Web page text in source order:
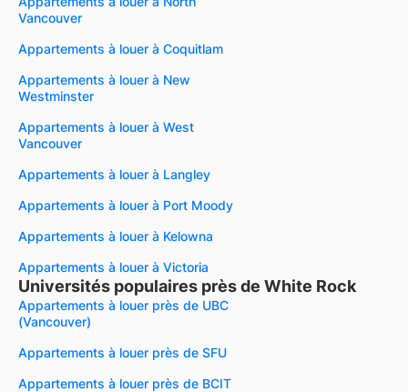
Vancouver
Appartements à louer à Coquitlam
Appartements à louer à New
Westminster
Appartements à louer à West
Vancouver
Appartements à louer à Langley
Appartements à louer à Port Moody
Appartements à louer à Kelowna
Appartements à louer à Victoria
Universités populaires près de White Rock
Appartements à louer près de UBC
(Vancouver)
Appartements à louer près de SFU
Appartements à louer près de BCIT